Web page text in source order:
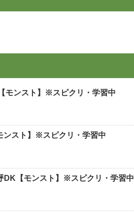
モンスト】※スピクリ・学習中
スト】※スピクリ・学習中
【モンスト】※スピクリ・学習中